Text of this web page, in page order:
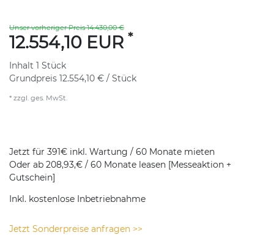
Unser vorheriger Preis 14.430,00 €
12.554,10 EUR *
Inhalt 1 Stück
Grundpreis 12.554,10 € / Stück
* zzgl. ges. MwSt.
Jetzt für 391€ inkl. Wartung / 60 Monate mieten
Oder ab 208,93,€ / 60 Monate leasen [Messeaktion +
Gutschein]
Inkl. kostenlose Inbetriebnahme
Jetzt Sonderpreise anfragen >>